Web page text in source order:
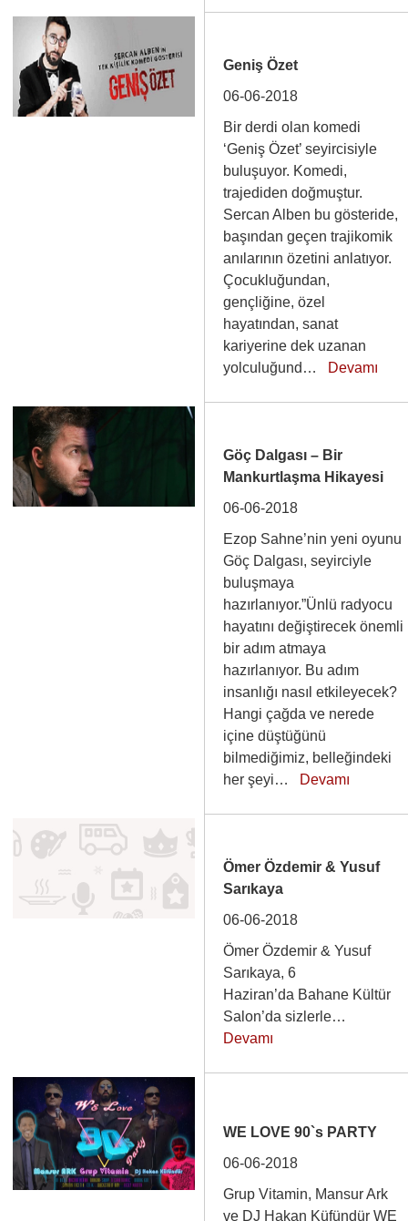
Geniş Özet
06-06-2018
Bir derdi olan komedi
‘Geniş Özet’ seyircisiyle
buluşuyor. Komedi,
trajediden doğmuştur.
Sercan Alben bu gösteride,
başından geçen trajikomik
anılarının özetini anlatıyor.
Çocukluğundan,
gençliğine, özel
hayatından, sanat
kariyerine dek uzanan
yolculuğund… Devamı
Göç Dalgası – Bir
Mankurtlaşma Hikayesi
06-06-2018
Ezop Sahne’nin yeni oyunu
Göç Dalgası, seyirciyle
buluşmaya
hazırlanıyor.”Ünlü radyocu
hayatını değiştirecek önemli
bir adım atmaya
hazırlanıyor. Bu adım
insanlığı nasıl etkileyecek?
Hangi çağda ve nerede
içine düştüğünü
bilmediğimiz, belleğindeki
her şeyi… Devamı
Ömer Özdemir & Yusuf
Sarıkaya
06-06-2018
Ömer Özdemir & Yusuf
Sarıkaya, 6
Haziran’da Bahane Kültür
Salon’da sizlerle…
Devamı
WE LOVE 90`s PARTY
06-06-2018
Grup Vitamin, Mansur Ark
ve DJ Hakan Küfündür WE